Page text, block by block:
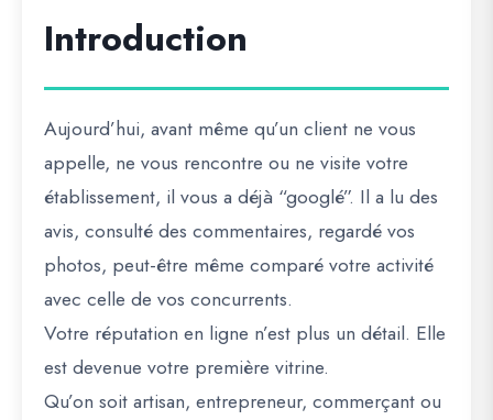
Introduction
Aujourd’hui, avant même qu’un client ne vous
appelle, ne vous rencontre ou ne visite votre
établissement, il vous a déjà “googlé”. Il a lu des
avis, consulté des commentaires, regardé vos
photos, peut-être même comparé votre activité
avec celle de vos concurrents.
Votre réputation en ligne n’est plus un détail. Elle
est devenue votre première vitrine.
Qu’on soit artisan, entrepreneur, commerçant ou